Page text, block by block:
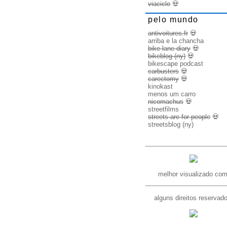
viaciclo 💀
pelo mundo
antivoitures.fr 💀
arriba e la chancha
bike lane diary 💀
bikeblog (ny) 💀
bikescape podcast
carbusters 💀
carectomy 💀
kinokast
menos um carro
nicomachus 💀
streetfilms
streets are for people 💀
streetsblog (ny)
melhor visualizado
alguns direitos